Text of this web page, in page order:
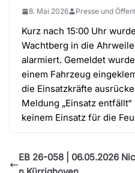
8. Mai 2026 Presse und
Kurz nach 15:00 Uhr
Wachtberg in die
alarmiert. Gemeldet
einem Fahrzeug
die Einsatzkräfte
Meldung „Einsatz
keinem Einsatz für die
EB 26-058 | 06.05.2026